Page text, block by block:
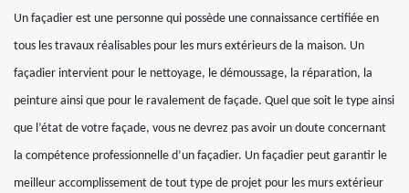
Un façadier est une personne qui possède une connaissance certifiée en
tous les travaux réalisables pour les murs extérieurs de la maison. Un
façadier intervient pour le nettoyage, le démoussage, la réparation, la
peinture ainsi que pour le ravalement de façade. Quel que soit le type ainsi
que l’état de votre façade, vous ne devrez pas avoir un doute concernant
la compétence professionnelle d’un façadier. Un façadier peut garantir le
meilleur accomplissement de tout type de projet pour les murs extérieur